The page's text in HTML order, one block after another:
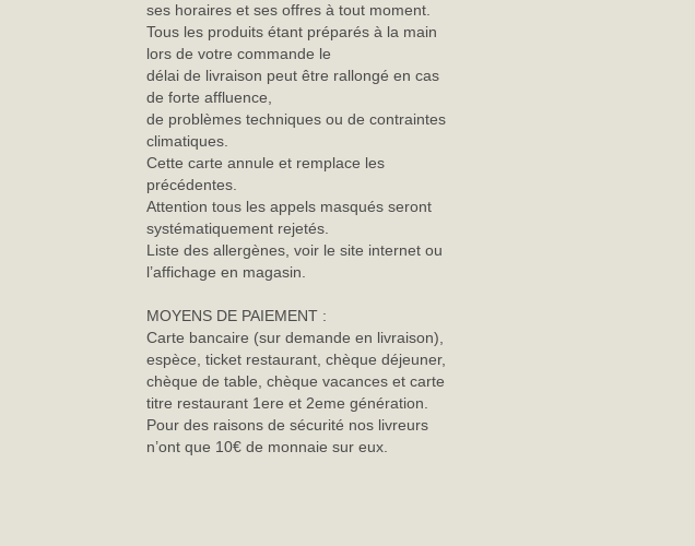
ses horaires et ses offres à tout moment.
Tous les produits étant préparés à la main
lors de votre commande le
délai de livraison peut être rallongé en cas
de forte affluence,
de problèmes techniques ou de contraintes
climatiques.
Cette carte annule et remplace les
précédentes.
Attention tous les appels masqués seront
systématiquement rejetés.
Liste des allergènes, voir le site internet ou
l’affichage en magasin.
MOYENS DE PAIEMENT :
Carte bancaire (sur demande en livraison),
espèce, ticket restaurant, chèque déjeuner,
chèque de table, chèque vacances et carte
titre restaurant 1ere et 2eme génération.
Pour des raisons de sécurité nos livreurs
n’ont que 10€ de monnaie sur eux.